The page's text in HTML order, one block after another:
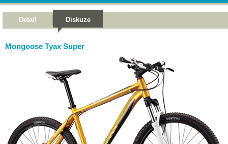
Detail Diskuze
Mongoose Tyax Super